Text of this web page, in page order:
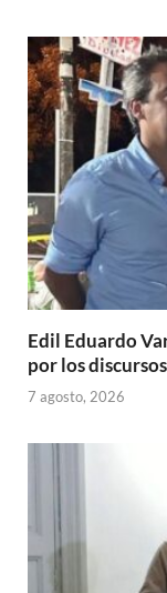
Edil Eduardo
por los
7 agosto, 2026